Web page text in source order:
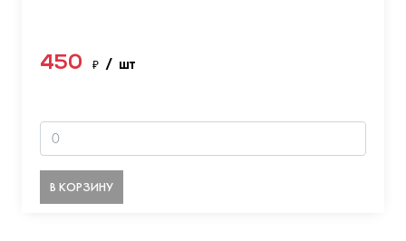
450 ₽ / шт
В КОРЗИНУ